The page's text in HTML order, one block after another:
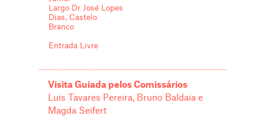
Largo Dr José Lopes
Dias, Castelo
Branco
Entrada Livre
Visita Guiada pelos Comissários
Luis Tavares Pereira, Bruno Baldaia e
Magda Seifert